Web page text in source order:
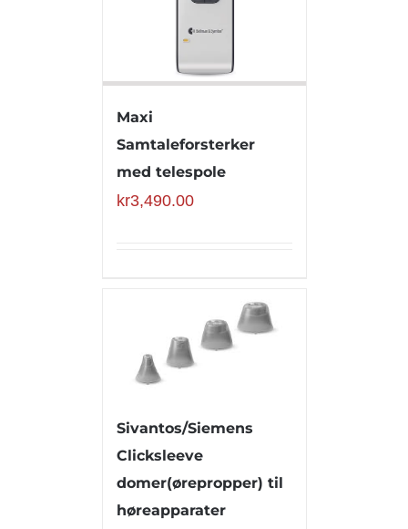
Maxi
Samtaleforsterker
med telespole
kr3,490.00
Sivantos/Siemens
Clicksleeve
domer(ørepropper) til
høreapparater